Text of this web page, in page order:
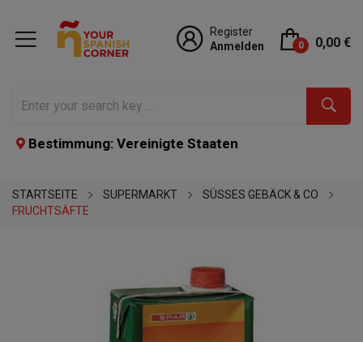
Register
Anmelden
0 0,00 €
Bestimmung: Vereinigte Staaten
STARTSEITE SUPERMARKT
SÜSSES GEBÄCK & CO
FRUCHTSÄFTE